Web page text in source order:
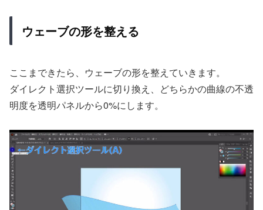
ウェーブの形を整える
ここまできたら、ウェーブの形を整えていきます。
ダイレクト選択ツールに切り換え、どちらかの曲線の不透
明度を透明パネルから0%にします。